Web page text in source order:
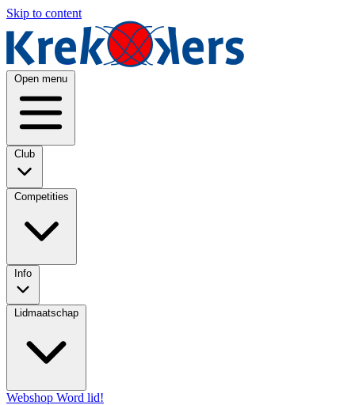
Skip to content
Open menu
Club
Competities
Info
Lidmaatschap
Webshop Word lid!